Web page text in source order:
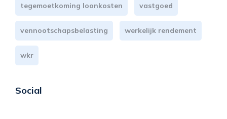
tegemoetkoming loonkosten vastgoed
vennootschapsbelasting werkelijk rendement
wkr
Social